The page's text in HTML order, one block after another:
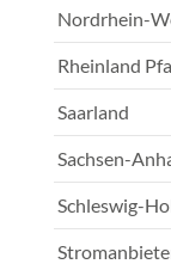
Nordrhein-
Rheinland
Saarland
Sachsen-
Schleswig-